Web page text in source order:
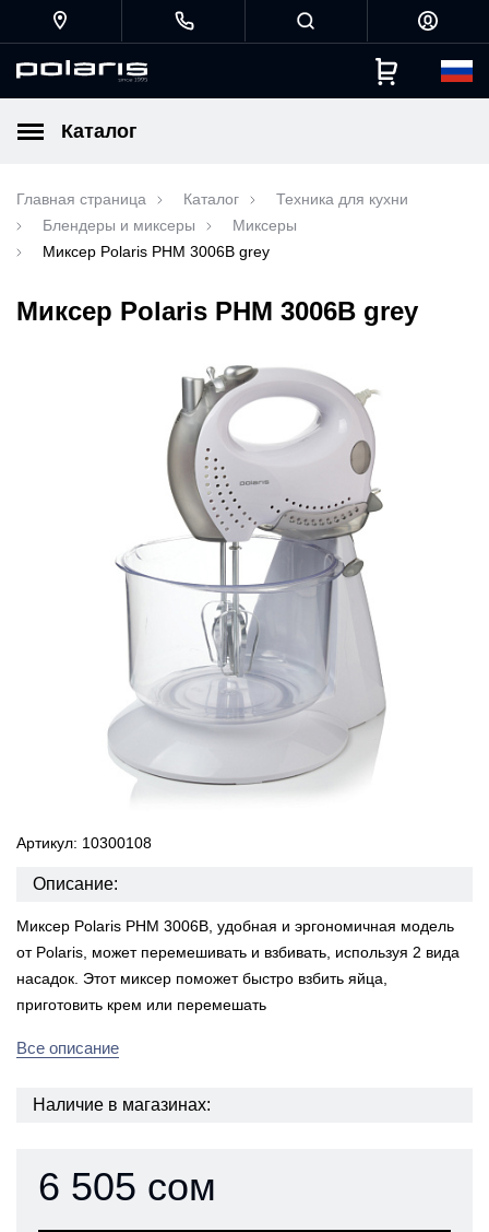
Каталог
Главная страница Каталог
Техника для кухни
Блендеры и миксеры
Миксеры
Миксер Polaris PHM 3006B grey
Миксер Polaris PHM 3006B grey
Артикул: 10300108
Описание:
Миксер Polaris PHM 3006B, удобная и эргономичная модель
от Polaris, может перемешивать и взбивать, используя 2 вида
насадок. Этот миксер поможет быстро взбить яйца,
приготовить крем или перемешать
Все описание
Наличие в магазинах:
6 505 сом